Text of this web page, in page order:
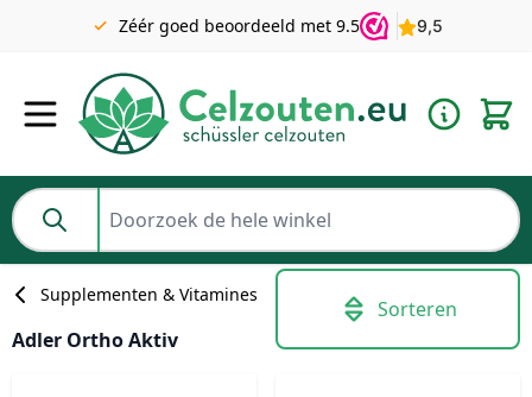
Gratis verzending v.a. €49 NL | BE pakket tot 2KG gratis v.a.
€69
Zéér goed beoordeeld met 9.5
Doorzoek de hele winkel
Supplementen & Vitamines
Adler Ortho Aktiv
Sorteren